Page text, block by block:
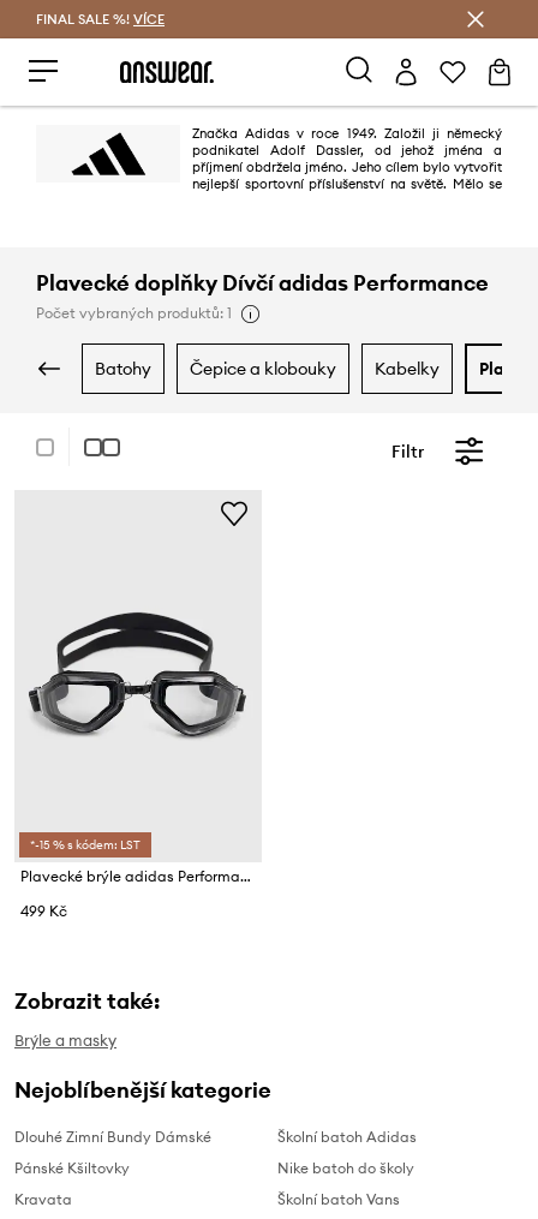
FINAL SALE %! VÍCE
Značka Adidas v roce 1949. Založil ji německý
podnikatel Adolf Dassler, od jehož jména a
příjmení obdržela jméno. Jeho cílem bylo vytvořit
nejlepší sportovní příslušenství na světě. Mělo se
Plavecké doplňky Dívčí adidas Performance
Počet vybraných produktů: 1
batohy čepice a klobouky kabelky
Filtr
*-15 % s kódem: LST
Plavecké brýle adidas Performance Ripstream Starter
499 Kč
Zobrazit také:
Brýle a masky
Nejoblíbenější kategorie
Dlouhé Zimní Bundy Dámské
Pánské Kšiltovky
Kravata
Školní batoh Adidas
Nike batoh do školy
Školní batoh Vans